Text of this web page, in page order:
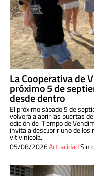
La Cooperativa de
próximo 5 de
desde dentro
El próximo sábado 5 de
volverá a abrir las puertas
edición de ‘Tiempo de
invita a descubrir uno de
vitivinícola.
05/08/2026ActualidadSin